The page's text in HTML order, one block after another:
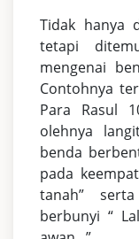
Tidak hanya
tetapi
mengenai
Contohnya
Para Rasul
olehnya
benda
pada
tanah”
berbunyi “